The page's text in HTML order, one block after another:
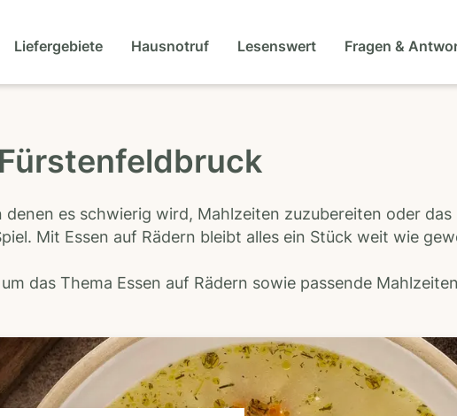
Liefergebiete Hausnotruf Lesenswert Fragen &
es schwierig wird, Mahlzeiten zuzubereiten oder
Mit Essen auf Rädern bleibt alles ein Stück weit wie
das Thema Essen auf Rädern sowie passende